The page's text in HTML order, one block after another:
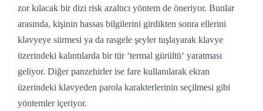
zor kılacak bir dizi risk azaltıcı yöntem de öneriyor. Bunlar
arasında, kişinin hassas bilgilerini girdikten sonra ellerini
klavyeye sürmesi ya da rasgele şeyler tuşlayarak klavye
üzerindeki kalıntılarda bir tür ‘termal gürültü‘ yaratması
geliyor. Diğer panzehirler ise fare kullanılarak ekran
üzerindeki klavyeden parola karakterlerinin seçilmesi gibi
yöntemler içeriyor.